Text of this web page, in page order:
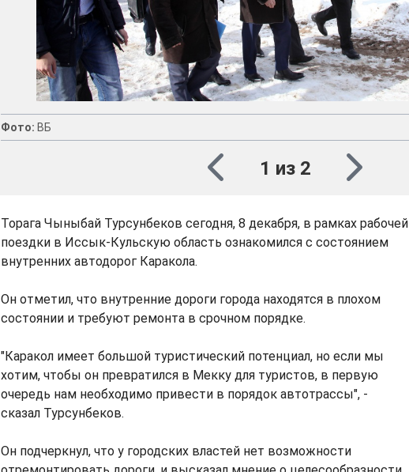
Фото: ВБ
1 из 2
Торага Чыныбай Турсунбеков сегодня, 8 декабря, в рамках рабочей
поездки в Иссык-Кульскую область ознакомился с состоянием
внутренних автодорог Каракола.
Он отметил, что внутренние дороги города находятся в плохом
состоянии и требуют ремонта в срочном порядке.
"Каракол имеет большой туристический потенциал, но если мы
хотим, чтобы он превратился в Мекку для туристов, в первую
очередь нам необходимо привести в порядок автотрассы", -
сказал Турсунбеков.
Он подчеркнул, что у городских властей нет возможности